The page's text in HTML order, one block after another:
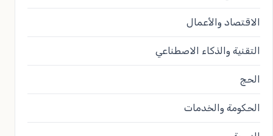
الاقتصاد والأعمال
التقنية والذكاء الاصطناعي
الحج
الحكومة والخدمات